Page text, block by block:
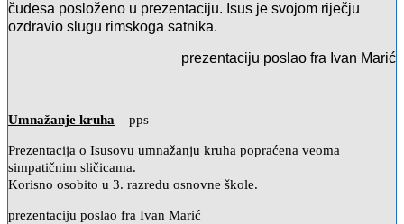
čudesa posloženo u prezentaciju. Isus je svojom riječju
ozdravio slugu rimskoga satnika.
prezentaciju poslao fra Ivan Marić
Umnažanje kruha – pps
Prezentacija o Isusovu umnažanju kruha popraćena veoma
simpatičnim sličicama.
Korisno osobito u 3. razredu osnovne škole.
prezentaciju poslao fra Ivan Marić